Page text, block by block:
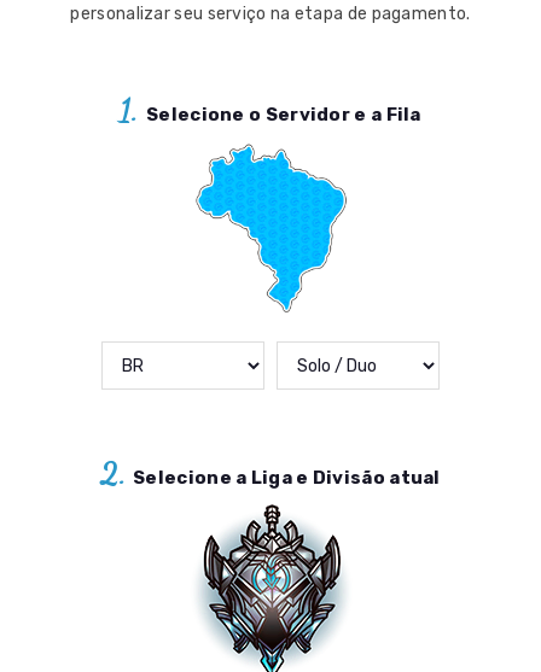
personalizar seu serviço na etapa de pagamento.
1. Selecione o Servidor e a Fila
2. Selecione a Liga e Divisão atual